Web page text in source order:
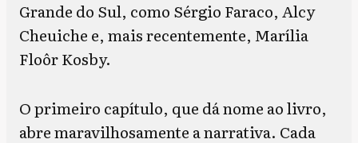
Grande do Sul, como Sérgio Faraco, Alcy
Cheuiche e, mais recentemente, Marília
Floôr Kosby.
O primeiro capítulo, que dá nome ao livro,
abre maravilhosamente a narrativa. Cada